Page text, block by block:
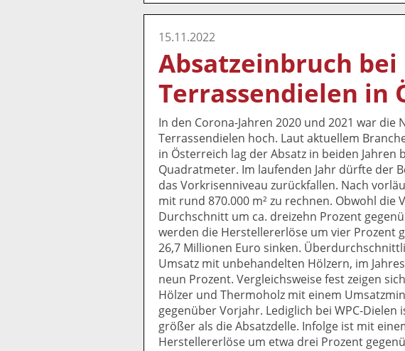
15.11.2022
Absatzeinbruch bei
Terrassendielen in
In den Corona-Jahren 2020 und 2021 war die
Terrassendielen hoch. Laut aktuellem
in Österreich lag der Absatz in beiden Jahren
Quadratmeter. Im laufenden Jahr dürfte der
das Vorkrisenniveau zurückfallen. Nach
mit rund 870.000 m² zu rechnen. Obwohl die
Durchschnitt um ca. dreizehn Prozent
werden die Herstellererlöse um vier Prozent
26,7 Millionen Euro sinken.
Umsatz mit unbehandelten Hölzern, im
neun Prozent. Vergleichsweise fest zeigen
Hölzer und Thermoholz mit einem
gegenüber Vorjahr. Lediglich bei WPC-Dielen
größer als die Absatzdelle. Infolge ist mit
Herstellererlöse um etwa drei Prozent